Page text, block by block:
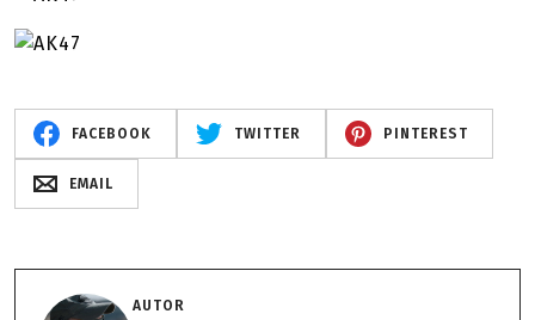
FACEBOOK TWITTER PINTEREST
EMAIL
AUTOR